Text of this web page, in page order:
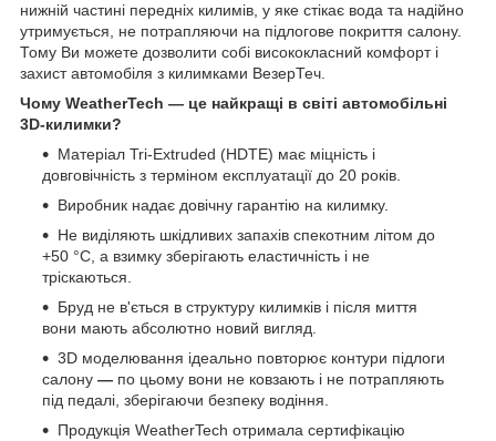
нижній частині передніх килимів, у яке стікає вода та надійно
утримується, не потрапляючи на підлогове покриття салону.
Тому Ви можете дозволити собі висококласний комфорт і
захист автомобіля з килимками ВезерТеч.
Чому WeatherTech — це найкращі в світі автомобільні
3D-килимки?
Матеріал Tri-Extruded (HDTE) має міцність і
довговічність з терміном експлуатації до 20 років.
Виробник надає довічну гарантію на килимку.
Не виділяють шкідливих запахів спекотним літом до
+50 °C, а взимку зберігають еластичність і не
тріскаються.
Бруд не в'ється в структуру килимків і після миття
вони мають абсолютно новий вигляд.
3D моделювання ідеально повторює контури підлоги
салону — по цьому вони не ковзають і не потрапляють
під педалі, зберігаючи безпеку водіння.
Продукція WeatherTech отримала сертифікацію